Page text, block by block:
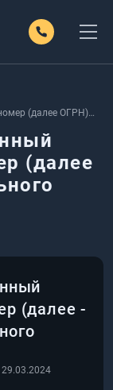
(далее ОГРН)
(далее
(далее -
29.03.2024